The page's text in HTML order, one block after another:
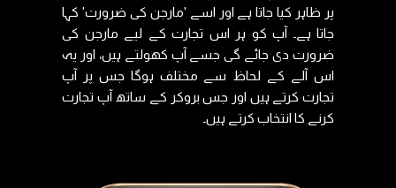
پر ظاہر کیا جاتا ہے اور اسے 'مارجن کی ضرورت' کہا
جاتا ہے۔ آپ کو ہر اس تجارت کے لیے مارجن کی
ضرورت دی جائے گی جسے آپ کھولتے ہیں، اور یہ
اس آلے کے لحاظ سے مختلف ہوگا جس پر آپ
تجارت کرتے ہیں اور جس بروکر کے ساتھ آپ تجارت
کرنے کا انتخاب کرتے ہیں۔